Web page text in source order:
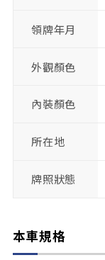
領牌年月
外觀顏色
內裝顏色
所在地
牌照狀態
本車規格